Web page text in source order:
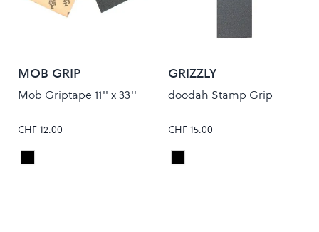
MOB GRIP
Mob Griptape 11'' x 33''
CHF 12.00
Colour
Black
GRIZZLY
doodah Stamp Grip
CHF 15.00
Colour
Black